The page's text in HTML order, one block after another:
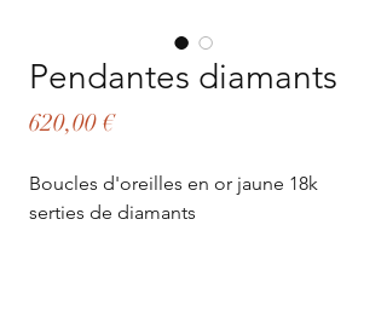
Pendantes diamants
620,00 €Prix
Boucles d'oreilles en or jaune 18k
serties de diamants